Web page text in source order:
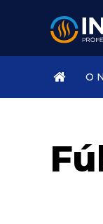
ÚVOD O